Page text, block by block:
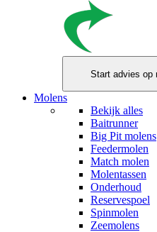
Molens
Bekijk alles
Baitrunner
Big Pit molens
Feedermolen
Match molen
Molentassen
Onderhoud
Reservespoel
Spinmolen
Zeemolens